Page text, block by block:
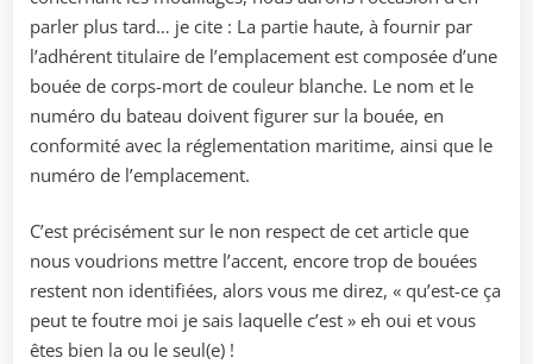
parler plus tard… je cite : La partie haute, à fournir par
l’adhérent titulaire de l’emplacement est composée d’une
bouée de corps-mort de couleur blanche. Le nom et le
numéro du bateau doivent figurer sur la bouée, en
conformité avec la réglementation maritime, ainsi que le
numéro de l’emplacement.
C’est précisément sur le non respect de cet article que
nous voudrions mettre l’accent, encore trop de bouées
restent non identifiées, alors vous me direz, « qu’est-ce ça
peut te foutre moi je sais laquelle c’est » eh oui et vous
êtes bien la ou le seul(e) !